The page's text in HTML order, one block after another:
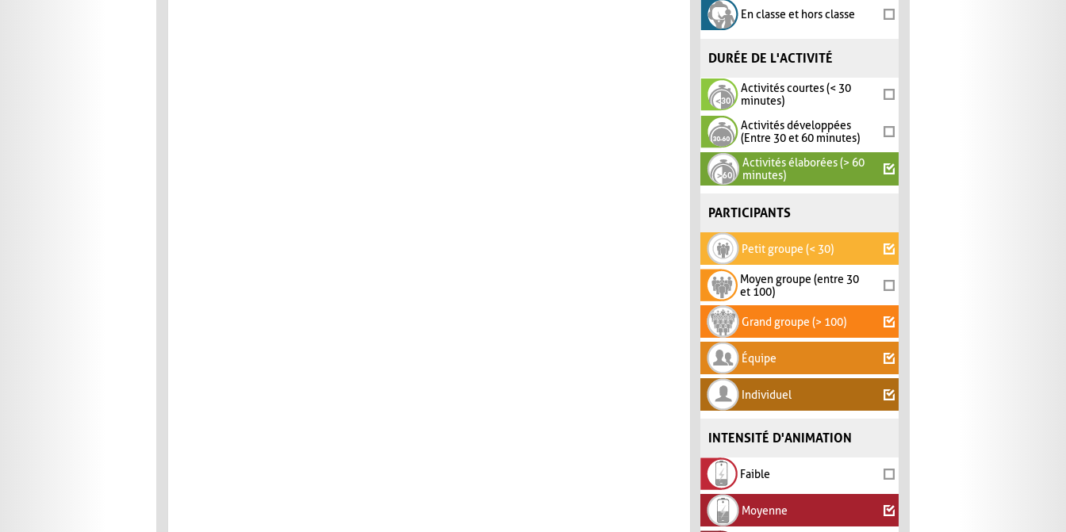
En classe et hors classe
DURÉE DE L'ACTIVITÉ
Activités courtes (< 30
minutes)
Activités développées
(Entre 30 et 60 minutes)
Activités élaborées (> 60
minutes)
PARTICIPANTS
Petit groupe (< 30)
Moyen groupe (entre 30
et 100)
Grand groupe (> 100)
Équipe
Individuel
INTENSITÉ D'ANIMATION
Faible
Moyenne